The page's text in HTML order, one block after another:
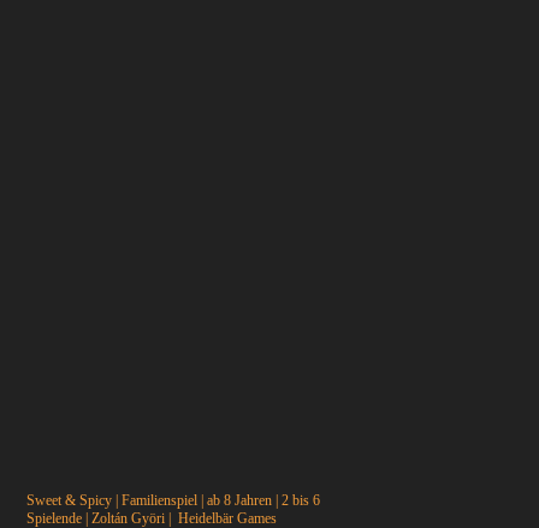
Sweet & Spicy | Familienspiel | ab 8 Jahren | 2 bis 6
Spielende | Zoltán Györi | Heidelbär Games